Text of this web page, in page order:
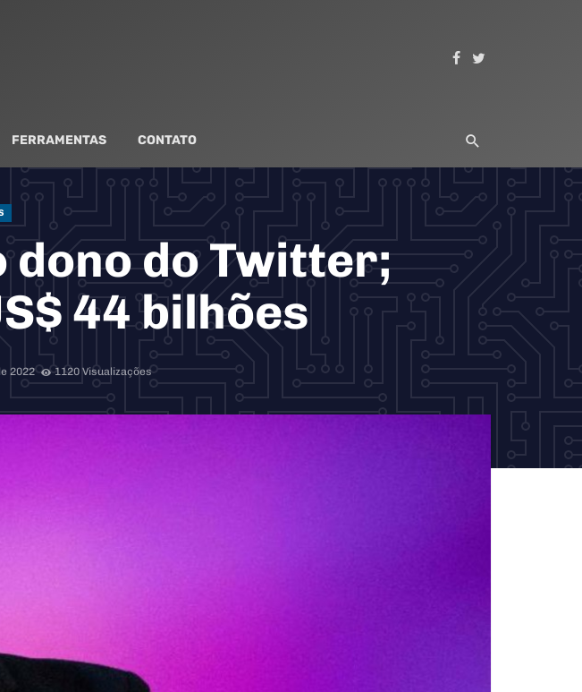
FERRAMENTAS CONTATO
dono do Twitter;
44 bilhões
2022 1120 Visualizações